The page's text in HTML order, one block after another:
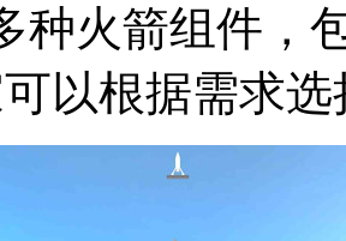
种火箭组件，
以根据需求